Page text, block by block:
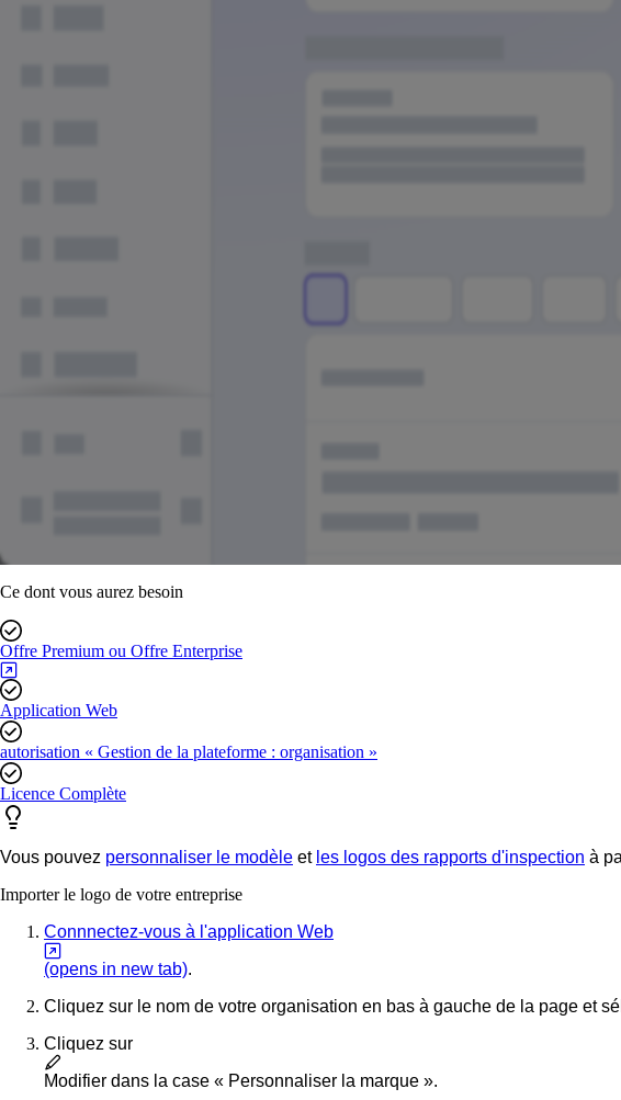
Ce dont vous aurez besoin
Offre Premium ou Offre Enterprise
Application Web
autorisation « Gestion de la plateforme : organisation »
Licence Complète
Vous pouvez personnaliser le modèle et les logos des rapports d'inspection à
Importer le logo de votre entreprise
Connnectez-vous à l'application Web
(opens in new tab).
Cliquez sur le nom de votre organisation en bas à gauche de la page et
Cliquez sur
Modifier dans la case « Personnaliser la marque ».